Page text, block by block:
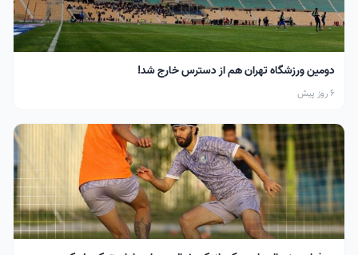
دومین ورزشگاه تهران هم از دسترس خارج شد!
6 روز پیش